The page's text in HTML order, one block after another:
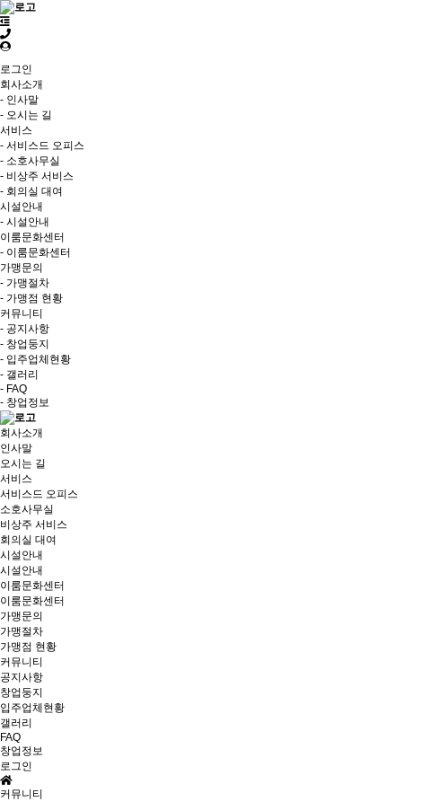
로그인
회사소개
- 인사말
- 오시는 길
서비스
- 서비스드 오피스
- 소호사무실
- 비상주 서비스
- 회의실 대여
시설안내
- 시설안내
이룸문화센터
- 이룸문화센터
가맹문의
- 가맹절차
- 가맹점 현황
커뮤니티
- 공지사항
- 창업둥지
- 입주업체현황
- 갤러리
- FAQ
- 창업정보
회사소개
인사말
오시는 길
서비스
서비스드 오피스
소호사무실
비상주 서비스
회의실 대여
시설안내
시설안내
이룸문화센터
이룸문화센터
가맹문의
가맹절차
가맹점 현황
커뮤니티
공지사항
창업둥지
입주업체현황
갤러리
FAQ
창업정보
로그인
커뮤니티